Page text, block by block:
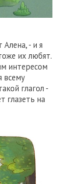
Алена, - и я
их любят.
интересом
всему
глагол -
глазеть на